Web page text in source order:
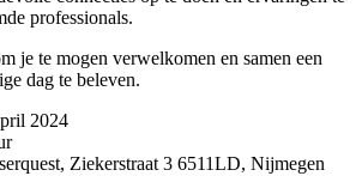
professionals.
je te mogen verwelkomen en samen een
dag te beleven.
2024
Ziekerstraat 3 6511LD, Nijmegen